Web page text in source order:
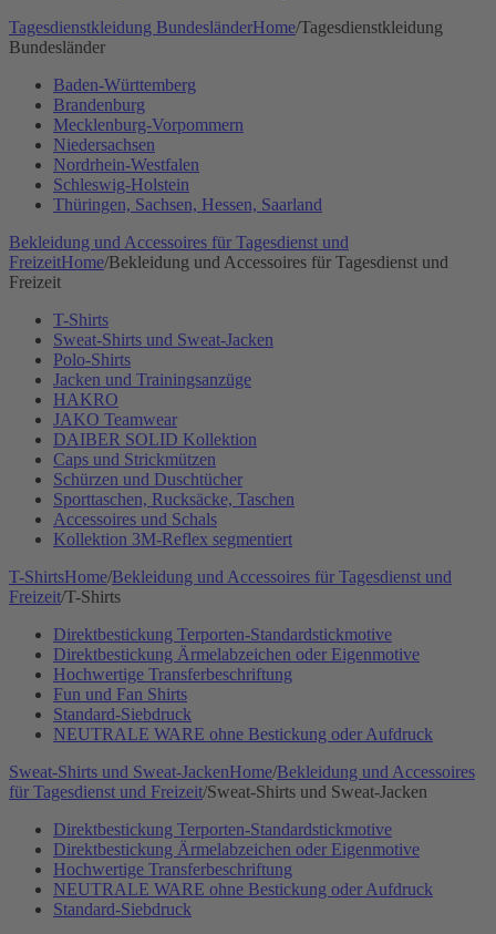
Tagesdienstkleidung BundesländerHome/Tagesdienstkleidung
Bundesländer
Baden-Württemberg
Brandenburg
Mecklenburg-Vorpommern
Niedersachsen
Nordrhein-Westfalen
Schleswig-Holstein
Thüringen, Sachsen, Hessen, Saarland
Bekleidung und Accessoires für Tagesdienst und
FreizeitHome/Bekleidung und Accessoires für Tagesdienst und
Freizeit
T-Shirts
Sweat-Shirts und Sweat-Jacken
Polo-Shirts
Jacken und Trainingsanzüge
HAKRO
JAKO Teamwear
DAIBER SOLID Kollektion
Caps und Strickmützen
Schürzen und Duschtücher
Sporttaschen, Rucksäcke, Taschen
Accessoires und Schals
Kollektion 3M-Reflex segmentiert
T-ShirtsHome/Bekleidung und Accessoires für Tagesdienst und
Freizeit/T-Shirts
Direktbestickung Terporten-Standardstickmotive
Direktbestickung Ärmelabzeichen oder Eigenmotive
Hochwertige Transferbeschriftung
Fun und Fan Shirts
Standard-Siebdruck
NEUTRALE WARE ohne Bestickung oder Aufdruck
Sweat-Shirts und Sweat-JackenHome/Bekleidung und Accessoires
für Tagesdienst und Freizeit/Sweat-Shirts und Sweat-Jacken
Direktbestickung Terporten-Standardstickmotive
Direktbestickung Ärmelabzeichen oder Eigenmotive
Hochwertige Transferbeschriftung
NEUTRALE WARE ohne Bestickung oder Aufdruck
Standard-Siebdruck